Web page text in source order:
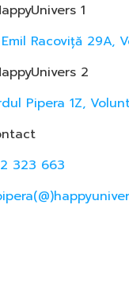
1
Racoviță 29A,
2
Pipera 1Z,
323 663